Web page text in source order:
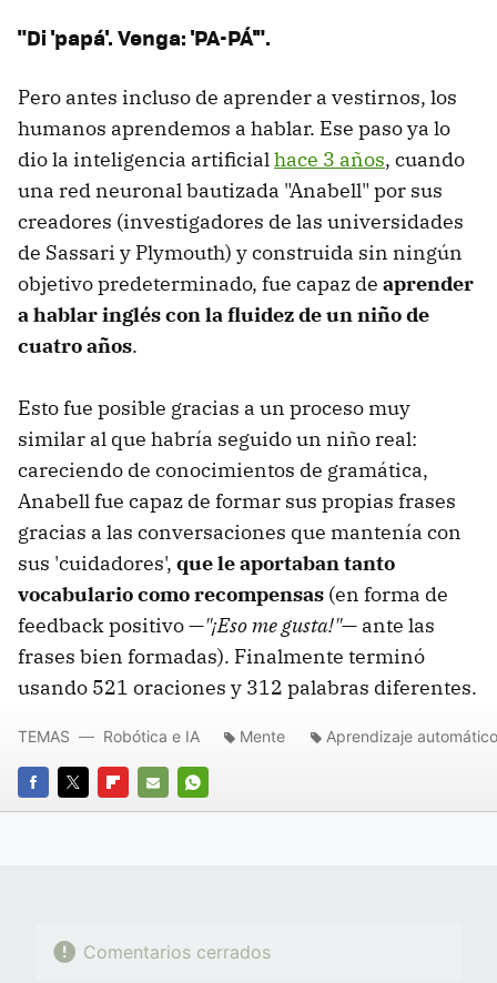
"Di 'papá'. Venga: 'PA-PÁ'".
Pero antes incluso de aprender a vestirnos, los
humanos aprendemos a hablar. Ese paso ya lo
dio la inteligencia artificialhace 3 años, cuando
una red neuronal bautizada "Anabell" por sus
creadores (investigadores de las universidades
de Sassari y Plymouth) y construida sin ningún
objetivo predeterminado, fue capaz de aprender
a hablar inglés con la fluidez de un niño de
cuatro años.
Esto fue posible gracias a un proceso muy
similar al que habría seguido un niño real:
careciendo de conocimientos de gramática,
Anabell fue capaz de formar sus propias frases
gracias a las conversaciones que mantenía con
sus 'cuidadores', que le aportaban tanto
vocabulario como recompensas (en forma de
feedback positivo —"¡Eso me gusta!"— ante las
frases bien formadas). Finalmente terminó
usando 521 oraciones y 312 palabras diferentes.
FACEBOOK
TWITTERFLIPBOARD
E-
WHATSAPP
TEMAS Robótica e IA Mente Aprendizaje automático
Comentarios cerrados